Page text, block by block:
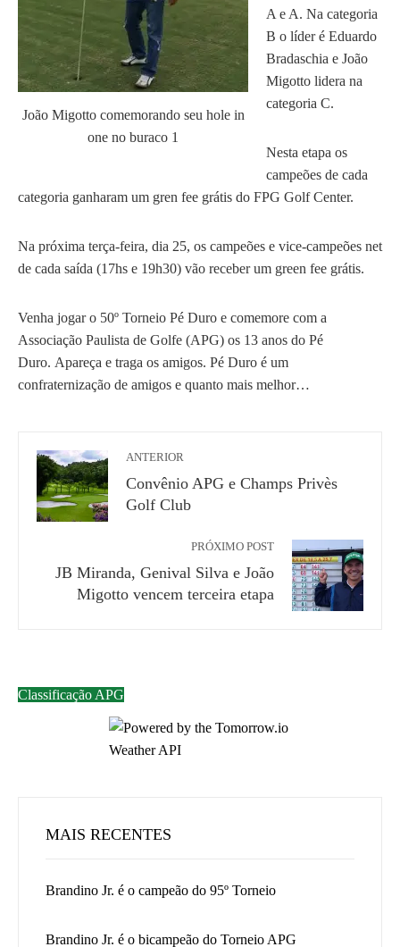
João Migotto comemorando seu hole in
one no buraco 1
A e A. Na categoria
B o líder é Eduardo
Bradaschia e João
Migotto lidera na
categoria C.
Nesta etapa os
campeões de cada
categoria ganharam um gren fee grátis do FPG Golf Center.
Na próxima terça-feira, dia 25, os campeões e vice-campeões net
de cada saída (17hs e 19h30) vão receber um green fee grátis.
Venha jogar o 50º Torneio Pé Duro e comemore com a
Associação Paulista de Golfe (APG) os 13 anos do Pé
Duro. Apareça e traga os amigos. Pé Duro é um
confraternização de amigos e quanto mais melhor…
ANTERIOR
Convênio APG e Champs Privès
Golf Club
PRÓXIMO POST
JB Miranda, Genival Silva e João
Migotto vencem terceira etapa
Classificação APG
MAIS RECENTES
Brandino Jr. é o campeão do 95º Torneio
Brandino Jr. é o bicampeão do Torneio APG